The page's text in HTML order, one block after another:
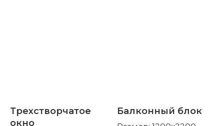
Трехстворчатое
окно
Балконный блок